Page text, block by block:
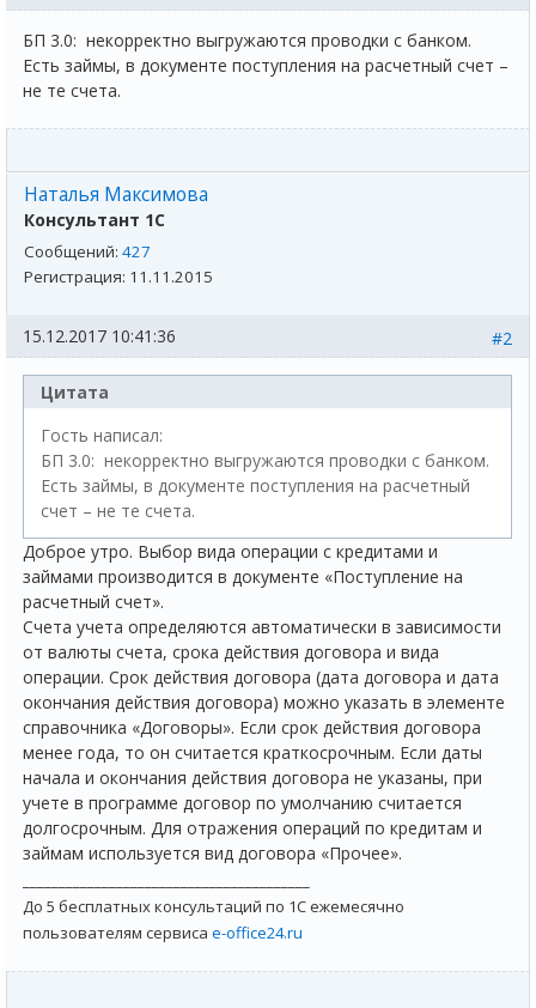
БП 3.0: некорректно выгружаются проводки с банком.
Есть займы, в документе поступления на расчетный счет –
не те счета.
Наталья Максимова
Консультант 1С
Сообщений: 427
Регистрация: 11.11.2015
#2
15.12.2017 10:41:36
Цитата
Гость написал:
БП 3.0: некорректно выгружаются проводки с банком.
Есть займы, в документе поступления на расчетный
счет – не те счета.
Доброе утро. Выбор вида операции с кредитами и
займами производится в документе «Поступление на
расчетный счет».
Счета учета определяются автоматически в зависимости
от валюты счета, срока действия договора и вида
операции. Срок действия договора (дата договора и дата
окончания действия договора) можно указать в элементе
справочника «Договоры». Если срок действия договора
менее года, то он считается краткосрочным. Если даты
начала и окончания действия договора не указаны, при
учете в программе договор по умолчанию считается
долгосрочным. Для отражения операций по кредитам и
займам используется вид договора «Прочее».
До 5 бесплатных консультаций по 1С ежемесячно
пользователям сервиса e-office24.ru